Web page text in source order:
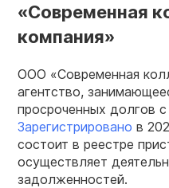
«Современная
компания»
ООО «Современная
агентство,
просроченных долгов
Зарегистрировано в
состоит в реестре
осуществляет
задолженностей.